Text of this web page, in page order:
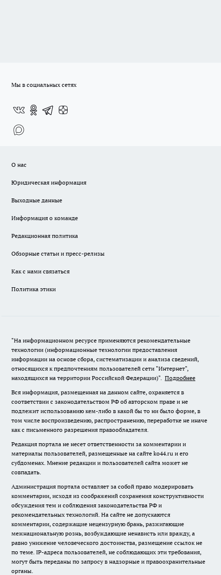
Мы в социальных сетях
О нас
Юридическая информация
Выходные данные
Информация о команде
Редакционная политика
Обзорные статьи и пресс-релизы
Как с нами связаться
Политика этики
"На информационном ресурсе применяются рекомендательные
технологии (информационные технологии предоставления
информации на основе сбора, систематизации и анализа сведений,
относящихся к предпочтениям пользователей сети "Интернет",
находящихся на территории Российской Федерации)". Подробнее
Вся информация, размещенная на данном сайте, охраняется в
соответствии с законодательством РФ об авторском праве и не
подлежит использованию кем-либо в какой бы то ни было форме, в
том числе воспроизведению, распространению, переработке не иначе
как с письменного разрешения правообладателя.
Редакция портала не несет ответственности за комментарии и
материалы пользователей, размещенные на сайте ko44.ru и его
субдоменах. Мнение редакции и пользователей сайта может не
совпадать.
Администрация портала оставляет за собой право модерировать
комментарии, исходя из соображений сохранения конструктивности
обсуждения тем и соблюдения законодательства РФ и
рекомендательных технологий. На сайте не допускаются
комментарии, содержащие нецензурную брань, разжигающие
межнациональную рознь, возбуждающие ненависть или вражду, а
равно унижение человеческого достоинства, размещение ссылок не
по теме. IP-адреса пользователей, не соблюдающих эти требования,
могут быть переданы по запросу в надзорные и правоохранительные
органы.